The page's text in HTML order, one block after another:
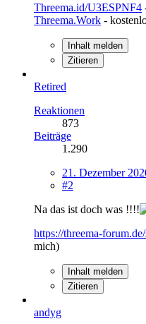
Threema.id/U3ESPNF4
Threema.Work -
Inhalt melden
Zitieren
Retired
Reaktionen
873
Beiträge
1.290
21. Dezember
#2
Na das ist doch was !!!!
https://threema-
mich)
Inhalt melden
Zitieren
andyg